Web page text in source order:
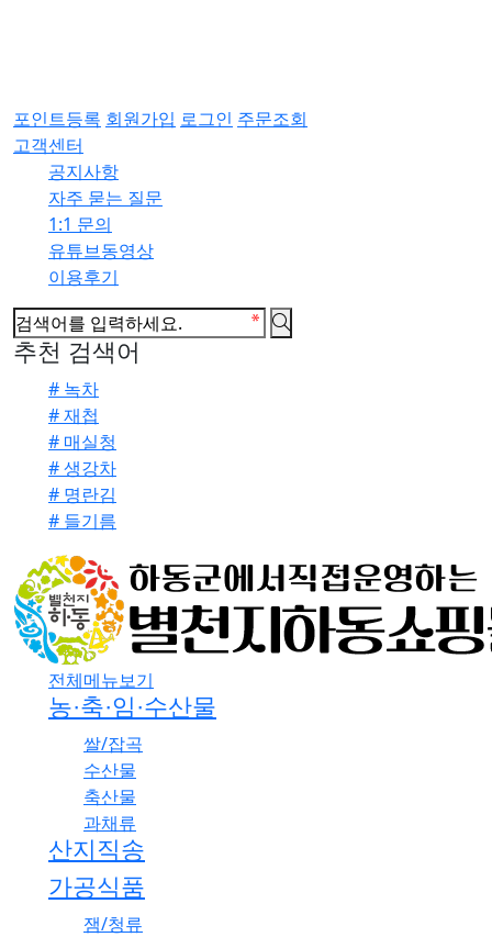
포인트등록 회원가입 로그인 주문조회
고객센터
공지사항
자주 묻는 질문
1:1 문의
유튜브동영상
이용후기
추천 검색어
# 녹차
# 재첩
# 매실청
# 생강차
# 명란김
# 들기름
전체메뉴보기
농·축·임·수산물
쌀/잡곡
수산물
축산물
과채류
산지직송
가공식품
잼/청류